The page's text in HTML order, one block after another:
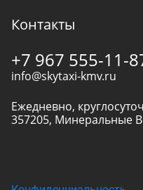
Контакты
+7 967 555-11-
info@skytaxi-kmv.ru
Ежедневно,
357205, Минеральные